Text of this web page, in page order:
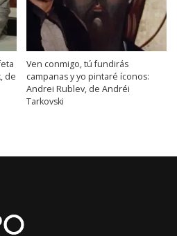
de
Ven conmigo, tú fundirás
campanas y yo pintaré íconos:
Andrei Rublev, de Andréi
Tarkovski